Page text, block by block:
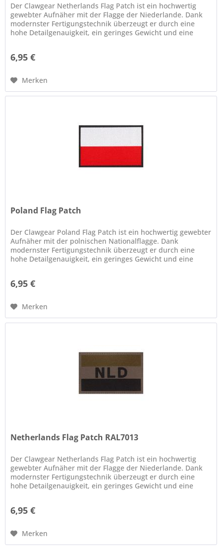
Der Clawgear Netherlands Flag Patch ist ein hochwertig
gewebter Aufnäher mit der Flagge der Niederlande. Dank
modernster Fertigungstechnik überzeugt er durch eine
hohe Detailgenauigkeit, ein geringes Gewicht und eine
6,95 €
Merken
Poland Flag Patch
Der Clawgear Poland Flag Patch ist ein hochwertig gewebter
Aufnäher mit der polnischen Nationalflagge. Dank
modernster Fertigungstechnik überzeugt er durch eine
hohe Detailgenauigkeit, ein geringes Gewicht und eine
6,95 €
Merken
Netherlands Flag Patch RAL7013
Der Clawgear Netherlands Flag Patch ist ein hochwertig
gewebter Aufnäher mit der Flagge der Niederlande. Dank
modernster Fertigungstechnik überzeugt er durch eine
hohe Detailgenauigkeit, ein geringes Gewicht und eine
6,95 €
Merken